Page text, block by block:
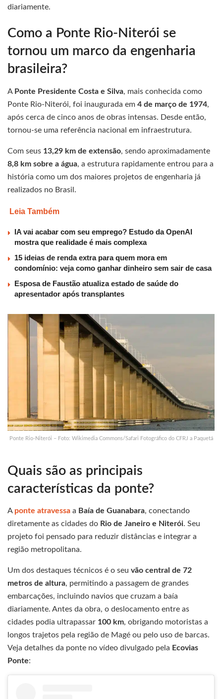
diariamente.
Como a Ponte Rio-Niterói se
tornou um marco da engenharia
brasileira?
A Ponte Presidente Costa e Silva, mais conhecida como
Ponte Rio-Niterói, foi inaugurada em 4 de março de 1974,
após cerca de cinco anos de obras intensas. Desde então,
tornou-se uma referência nacional em infraestrutura.
Com seus 13,29 km de extensão, sendo aproximadamente
8,8 km sobre a água, a estrutura rapidamente entrou para a
história como um dos maiores projetos de engenharia já
realizados no Brasil.
Leia Também
IA vai acabar com seu emprego? Estudo da OpenAI
mostra que realidade é mais complexa
15 ideias de renda extra para quem mora em
condomínio: veja como ganhar dinheiro sem sair de casa
Esposa de Faustão atualiza estado de saúde do
apresentador após transplantes
Ponte Rio-Niterói – Foto: Wikimedia Commons/Safari Fotográfico do CFRJ a Paquetá
Quais são as principais
características da ponte?
A ponte atravessa a Baía de Guanabara, conectando
diretamente as cidades do Rio de Janeiro e Niterói. Seu
projeto foi pensado para reduzir distâncias e integrar a
região metropolitana.
Um dos destaques técnicos é o seu vão central de 72
metros de altura, permitindo a passagem de grandes
embarcações, incluindo navios que cruzam a baía
diariamente. Antes da obra, o deslocamento entre as
cidades podia ultrapassar 100 km, obrigando motoristas a
longos trajetos pela região de Magé ou pelo uso de barcas.
Veja detalhes da ponte no vídeo divulgado pela Ecovias
Ponte: